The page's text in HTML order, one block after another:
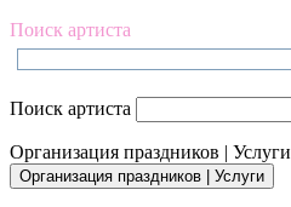
Поиск артиста
Поиск артиста
Организация праздников | Услуги
Организация праздников | Услуги